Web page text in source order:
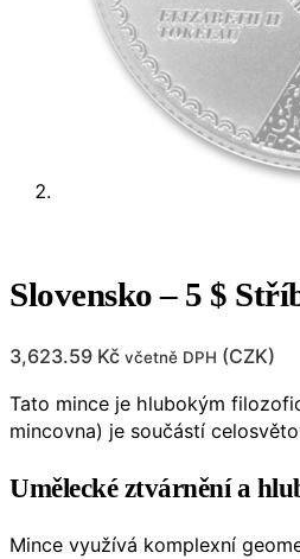
Slovensko – 5 $
3,623.59 Kč včetně DPH (CZK)
Tato mince je hlubokým
mincovna) je součástí
Umělecké ztvárnění a
Mince využívá komplexní